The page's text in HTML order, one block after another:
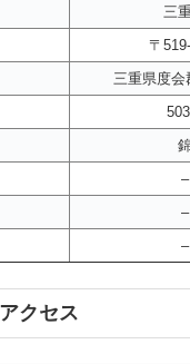
三
〒
三重県度会
–
–
–
クセス